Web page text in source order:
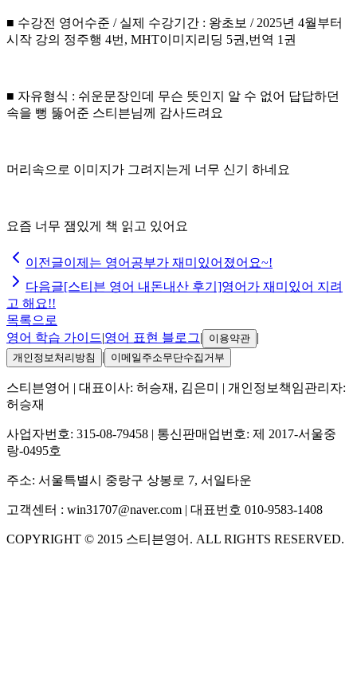
■ 수강전 영어수준 / 실제 수강기간 : 왕초보 / 2025년 4월부터
시작 강의 정주행 4번, MHT이미지리딩 5권,번역 1권
■ 자유형식 : 쉬운문장인데 무슨 뜻인지 알 수 없어 답답하던
속을 뻥 뚫어준 스티븐님께 감사드려요
머리속으로 이미지가 그려지는게 너무 신기 하네요
요즘 너무 잼있게 책 읽고 있어요
이전글이제는 영어공부가 재미있어졌어요~!
다음글[스티븐 영어 내돈내산 후기]영어가 재미있어 지려
고 해요!!
목록으로
영어 학습 가이드|영어 표현 블로그| 이용약관 |
개인정보처리방침 | 이메일주소무단수집거부
스티븐영어 | 대표이사: 허승재, 김은미
| 개인정보책임관리자:
허승재
사업자번호: 315-08-79458 | 통신판매업번호: 제 2017-서울중
랑-0495호
주소: 서울특별시 중랑구 상봉로 7, 서일타운
고객센터 : win31707@naver.com | 대표번호 010-9583-1408
COPYRIGHT © 2015 스티븐영어 . ALL RIGHTS RESERVED.